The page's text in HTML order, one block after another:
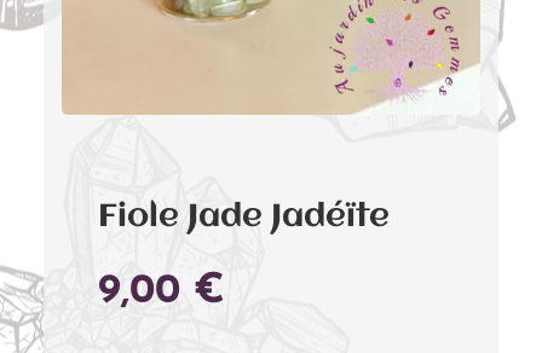
Fiole Jade Jadéïte
9,00 €